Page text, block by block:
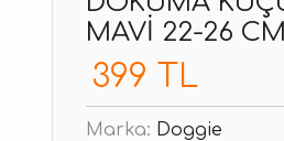
MAVI 22-26 CM
399 TL
Marka: Doggie